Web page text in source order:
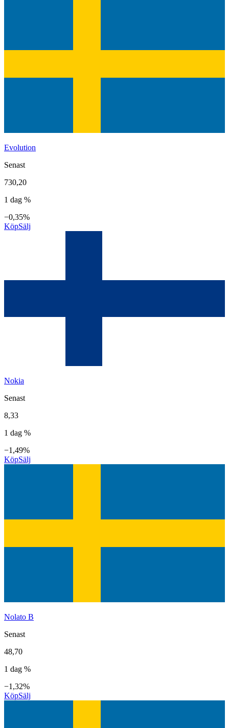
Evolution
Senast
730,20
1 dag %
−0,35%
KöpSälj
Nokia
Senast
8,33
1 dag %
−1,49%
KöpSälj
Nolato B
Senast
48,70
1 dag %
−1,32%
KöpSälj